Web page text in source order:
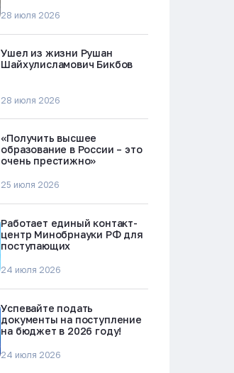
«Профессии будущего»
28 июля 2026
Ушел из жизни Рушан
Шайхулисламович Бикбов
28 июля 2026
«Получить высшее
образование в России – это
очень престижно»
25 июля 2026
Работает единый контакт-
центр Минобрнауки РФ для
поступающих
24 июля 2026
Успевайте подать
документы на поступление
на бюджет в 2026 году!
24 июля 2026